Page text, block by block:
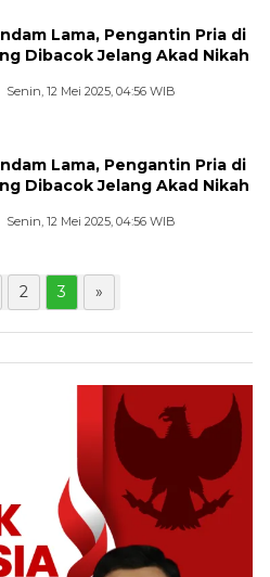
Lama, Pengantin Pria di
Dibacok Jelang Akad Nikah
Senin, 12 Mei 2025, 04:56 WIB
Lama, Pengantin Pria di
Dibacok Jelang Akad Nikah
Senin, 12 Mei 2025, 04:56 WIB
2 3 »